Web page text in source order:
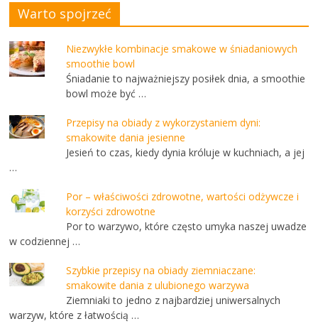
Warto spojrzeć
Niezwykłe kombinacje smakowe w śniadaniowych
smoothie bowl
Śniadanie to najważniejszy posiłek dnia, a smoothie
bowl może być …
Przepisy na obiady z wykorzystaniem dyni:
smakowite dania jesienne
Jesień to czas, kiedy dynia króluje w kuchniach, a jej
…
Por – właściwości zdrowotne, wartości odżywcze i
korzyści zdrowotne
Por to warzywo, które często umyka naszej uwadze
w codziennej …
Szybkie przepisy na obiady ziemniaczane:
smakowite dania z ulubionego warzywa
Ziemniaki to jedno z najbardziej uniwersalnych
warzyw, które z łatwością …